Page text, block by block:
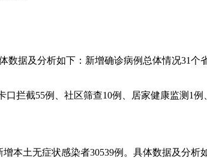
据及分析如下：新增确诊病例总体情况31个
拦截55例、社区筛查10例、居家健康监测1
土无症状感染者30539例。具体数据及分析